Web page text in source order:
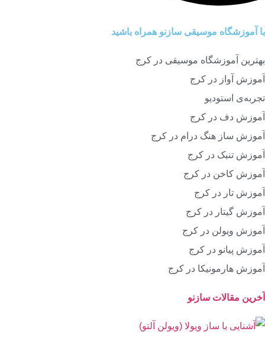
با آموزشگاه موسیقی سازنو همراه باشید
بهترین آموزشگاه موسیقی در کرج
آموزش آواز در کرج
تجربه‌ی استودیو
آموزش دف در کرج
آموزش ساز هنگ درام در کرج
آموزش تنبک در کرج
آموزش کاخن در کرج
آموزش تار در کرج
آموزش گیتار در کرج
آموزش ویولن در کرج
آموزش پیانو در کرج
آموزش هارمونیکا در کرج
آخرین مقالات سازنو